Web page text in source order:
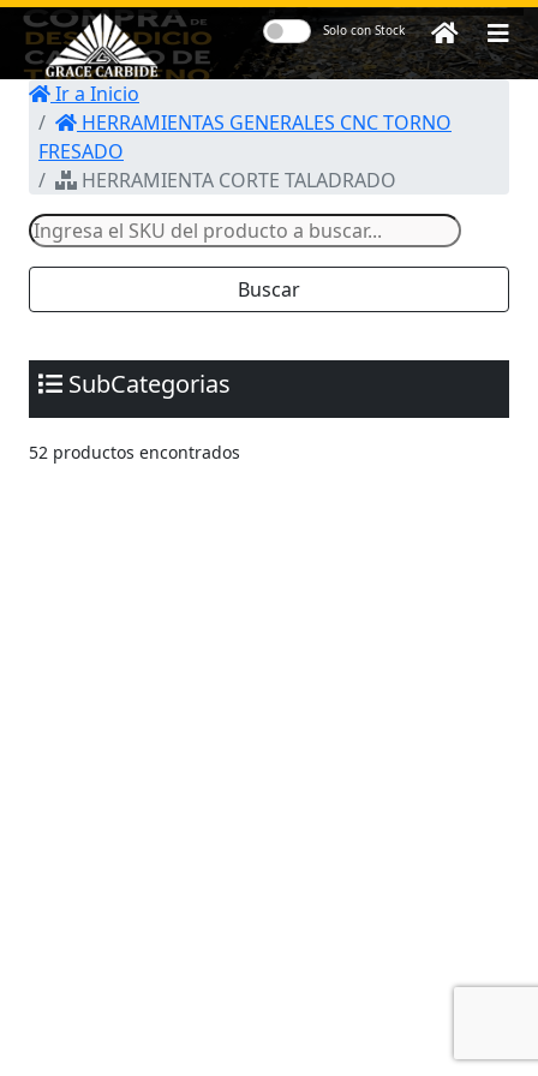
Herramientas y
Accesorios para
Centros de
Maquinado CNC
Solo con Stock
Ir a Inicio
HERRAMIENTAS GENERALES CNC TORNO
FRESADO
HERRAMIENTA CORTE TALADRADO
Buscar
SubCategorias
52 productos encontrados